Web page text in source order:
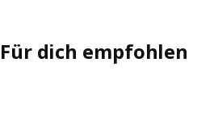
Für dich empfohlen